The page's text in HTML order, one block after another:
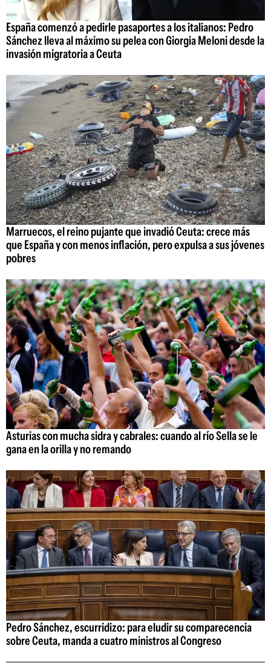
España comenzó a pedirle pasaportes a los italianos: Pedro
Sánchez lleva al máximo su pelea con Giorgia Meloni desde la
invasión migratoria a Ceuta
Marruecos, el reino pujante que invadió Ceuta: crece más
que España y con menos inflación, pero expulsa a sus jóvenes
pobres
Asturias con mucha sidra y cabrales: cuando al río Sella se le
gana en la orilla y no remando
Pedro Sánchez, escurridizo: para eludir su comparecencia
sobre Ceuta, manda a cuatro ministros al Congreso